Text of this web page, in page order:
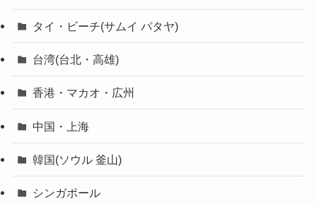
タイ・ビーチ(サムイ パタヤ)
台湾(台北・高雄)
香港・マカオ・広州
中国・上海
韓国(ソウル 釜山)
シンガポール